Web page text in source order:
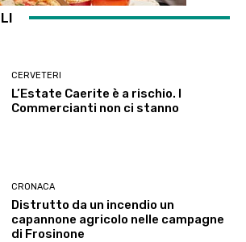
CERVETERI
L’Estate Caerite è a rischio. I
Commercianti non ci stanno
CRONACA
Distrutto da un incendio un
capannone agricolo nelle campagne
di Frosinone